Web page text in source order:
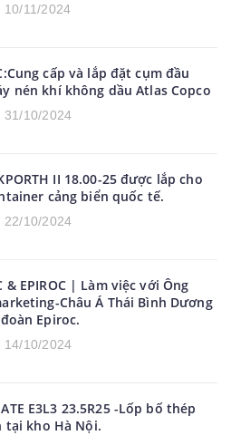
10/11/2024
cấp và lắp đặt cụm đầu
nén khí không dầu Atlas Copco
31/10/2024
II 18.00-25 được lắp cho
cảng biển quốc tế.
22/10/2024
& EPIROC | Làm việc với Ông
Châu Á Thái Bình Dương
Epiroc.
14/10/2024
E3L3 23.5R25 -Lốp bố thép
tại kho Hà Nội.